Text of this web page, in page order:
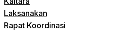
Laksanakan
Rapat Koordinasi